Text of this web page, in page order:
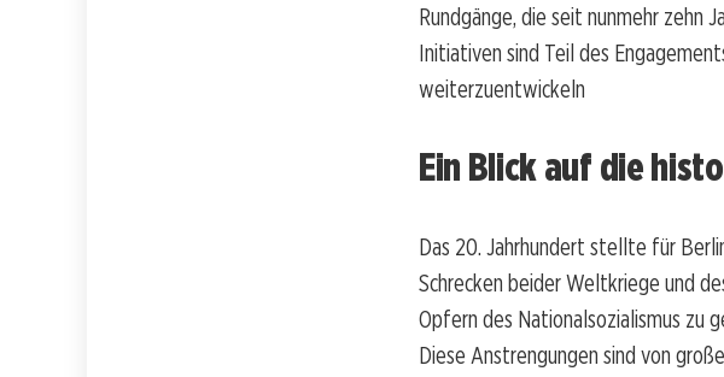
Rundgänge, die seit nunmehr zehn
Initiativen sind Teil des
weiterzuentwickeln
Ein Blick auf die
Das 20. Jahrhundert stellte für
Schrecken beider Weltkriege und
Opfern des Nationalsozialismus zu
Diese Anstrengungen sind von